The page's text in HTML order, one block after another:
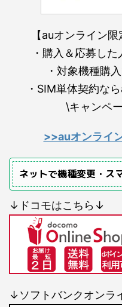
【auオンライン
・購入＆応募し
・対象機種購
・SIM単体契約な
\キャンペ
>>auオンライ
ネットで機種変更・ス
↓ドコモはこちら↓
↓ソフトバンクオンラ